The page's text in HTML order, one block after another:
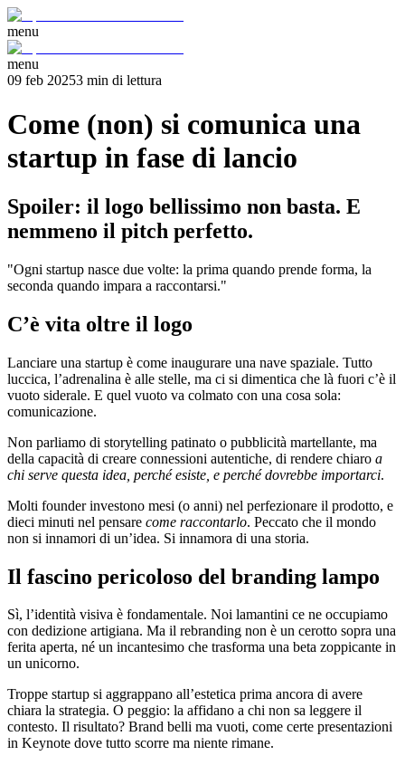
menu
menu
09 feb 20253 min di lettura
Come (non) si comunica una
startup in fase di lancio
Spoiler: il logo bellissimo non basta. E
nemmeno il pitch perfetto.
"Ogni startup nasce due volte: la prima quando prende forma, la
seconda quando impara a raccontarsi."
C’è vita oltre il logo
Lanciare una startup è come inaugurare una nave spaziale. Tutto
luccica, l’adrenalina è alle stelle, ma ci si dimentica che là fuori c’è il
vuoto siderale. E quel vuoto va colmato con una cosa sola:
comunicazione.
Non parliamo di storytelling patinato o pubblicità martellante, ma
della capacità di creare connessioni autentiche, di rendere chiaro a
chi serve questa idea, perché esiste, e perché dovrebbe importarci.
Molti founder investono mesi (o anni) nel perfezionare il prodotto, e
dieci minuti nel pensare come raccontarlo. Peccato che il mondo
non si innamori di un’idea. Si innamora di una storia.
Il fascino pericoloso del branding lampo
Sì, l’identità visiva è fondamentale. Noi lamantini ce ne occupiamo
con dedizione artigiana. Ma il rebranding non è un cerotto sopra una
ferita aperta, né un incantesimo che trasforma una beta zoppicante in
un unicorno.
Troppe startup si aggrappano all’estetica prima ancora di avere
chiara la strategia. O peggio: la affidano a chi non sa leggere il
contesto. Il risultato? Brand belli ma vuoti, come certe presentazioni
in Keynote dove tutto scorre ma niente rimane.